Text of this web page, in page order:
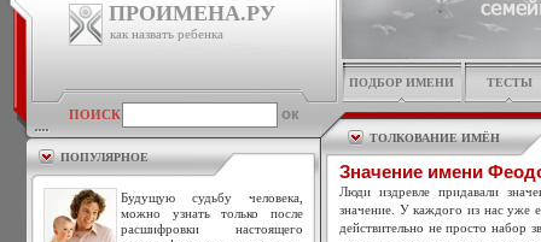
ПРОИМЕНА.РУ
как назвать ребенка
ПОИСК
ПОПУЛЯРНОЕ
Будущую судьбу человека,
можно узнать только после
расшифровки настоящего
ПОДБОР ИМЕНИ ТЕСТЫ
ТОЛКОВАНИЕ ИМЁН
Значение имени
Люди издревле придавали
значение. У каждого из нас уже
действительно не просто набор